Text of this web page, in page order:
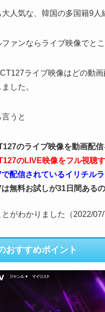
人気な、韓国の多国籍9人
ファンならライブ映像でと
ライブ映像はどの動
した。
うと
のライブ映像を動画配
のLIVE映像をフル視聴
配信されているイリチル
無料お試しが31日間ある
とがわかりました（2022/07/
おすすめポイント